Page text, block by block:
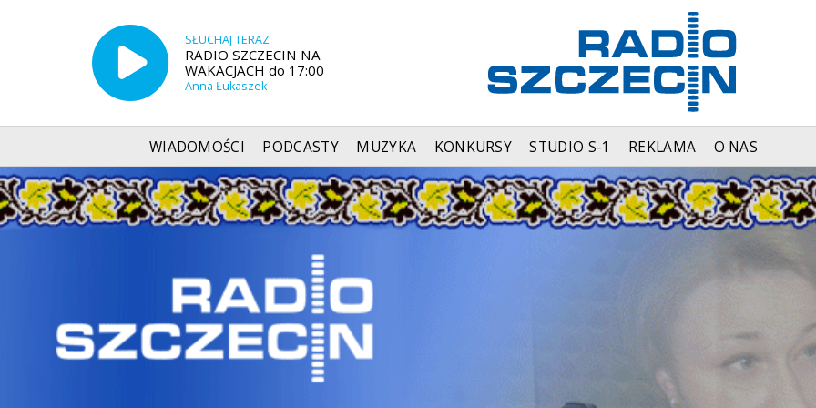
SŁUCHAJ TERAZ
RADIO SZCZECIN NA
WAKACJACH do 17:00
Anna Łukaszek
WIADOMOŚCI PODCASTY MUZYKA KONKURSY STUDIO S-1 REKLAMA O NAS